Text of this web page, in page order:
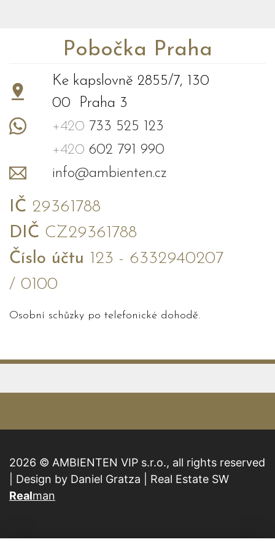
Pobočka Praha
Ke kapslovně 2855/7, 130
00 Praha 3
+420 733 525 123
+420 602 791 990
info@ambienten.cz
IČ 29361788
DIČ CZ29361788
Číslo účtu 123 - 6332940207
/ 0100
Osobní schůzky po telefonické dohodě.
2026 © AMBIENTEN VIP s.r.o., all rights reserved
| Design by Daniel Gratza | Real Estate SW
Realman